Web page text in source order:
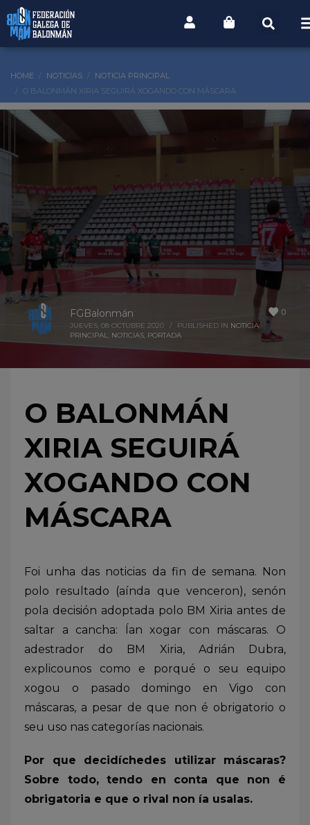
HOME NOTICIAS
NOTICIA PRINCIPAL
O BALONMÁN XIRIA SEGUIRÁ XOGANDO CON MÁSCARA
0
FGBalonmán
JUEVES, 08 OCTUBRE 2020 / PUBLISHED IN NOTICIA
PRINCIPAL, NOTICIAS, PORTADA
O BALONMÁN
XIRIA SEGUIRÁ
XOGANDO CON
MÁSCARA
Foi unha das noticias da fin de semana. Non
polo resultado (aínda que venceron), senón
pola decisión adoptada polo BM Xiria antes de
saltar a cancha: Ían xogar con máscaras. O
adestrador do BM Xiria, Adrián Dubra,
explicounos como e porqué o seu equipo
xogou o pasado domingo en Vigo con
máscaras, a pesar de que non é obrigatorio o
seu uso nas categorías nacionais.
Por que decidíchedes utilizar máscaras?
Sobre todo, tendo en conta que non é
obrigatoria e que o rival non ía usalas.